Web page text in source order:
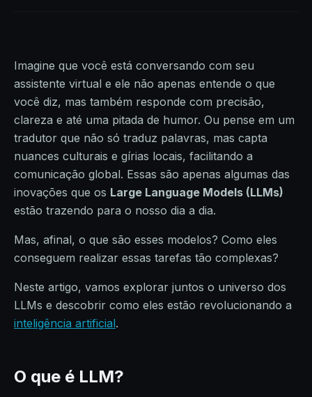
Imagine que você está conversando com seu
assistente virtual e ele não apenas entende o que
você diz, mas também responde com precisão,
clareza e até uma pitada de humor. Ou pense em um
tradutor que não só traduz palavras, mas capta
nuances culturais e gírias locais, facilitando a
comunicação global. Essas são apenas algumas das
inovações que os Large Language Models (LLMs)
estão trazendo para o nosso dia a dia.
Mas, afinal, o que são esses modelos? Como eles
conseguem realizar essas tarefas tão complexas?
Neste artigo, vamos explorar juntos o universo dos
LLMs e descobrir como eles estão revolucionando a
inteligência artificial.
O que é LLM?